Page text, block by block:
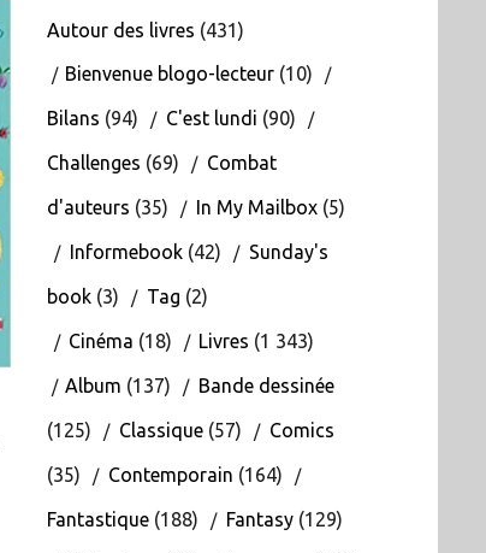
Autour des livres (431)
Bienvenue blogo-lecteur(10)
Bilans (94) C'est lundi (90)
Challenges (69) Combat
d'auteurs (35) In My Mailbox(5)
Informebook(42) Sunday's
book(3) Tag (2)
Cinéma (18) Livres (1 343)
Album (137) Bande dessinée
(125) Classique(57) Comics
(35) Contemporain (164)
Fantastique(188) Fantasy(129)